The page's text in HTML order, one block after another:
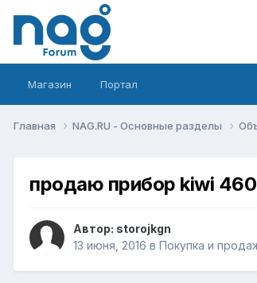
Магазин Портал
Главная NAG.RU - Основные разделы
продаю прибор kiwi
Автор: storojkgn
13 июня, 2016 в Покупка и